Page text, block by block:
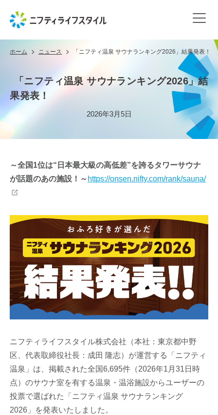
ホーム ニュース 「ニフティ温泉 サウナランキング2026」結果発表！
「ニフティ温泉 サウナランキング2026」結
果発表！
2026年3月5日
～全国1位は“日本最大級の高低差”を誇るタワーサウナ
が話題のあの施設！～ https://onsen.nifty.com/rank/sauna/
ニフティライフスタイル株式会社（本社：東京都中野
区、代表取締役社長：成田 隆志）が運営する「ニフティ
温泉」は、掲載された全国6,695件（2026年1月31日時
点）のサウナ室を有する温泉・温浴施設からユーザーの
投票で選ばれた「ニフティ温泉 サウナランキング
2026」を発表いたしました。